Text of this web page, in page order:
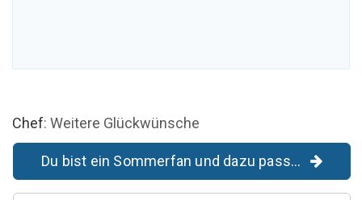
Chef: Weitere Glückwünsche
Du bist ein Sommerfan und dazu pass...